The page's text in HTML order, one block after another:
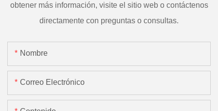
obtener más información, visite el sitio web o contáctenos
directamente con preguntas o consultas.
Nombre
Correo Electrónico